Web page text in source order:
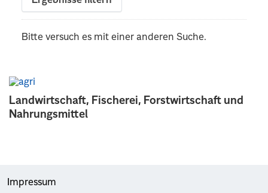
Landwirtschaft, Fischerei, Forstwirtschaft und
Nahrungsmittel
Bitte versuch es mit einer anderen Suche.
Impressum